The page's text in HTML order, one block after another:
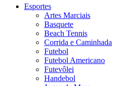
Esportes
Artes Marciais
Basquete
Beach Tennis
Corrida e Caminhada
Futebol
Futebol Americano
Futevôlei
Handebol